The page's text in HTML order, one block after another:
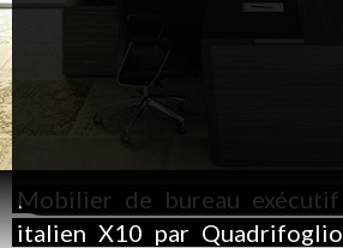
Mobilier de bureau exécutif
italien X10 par Quadrifoglio